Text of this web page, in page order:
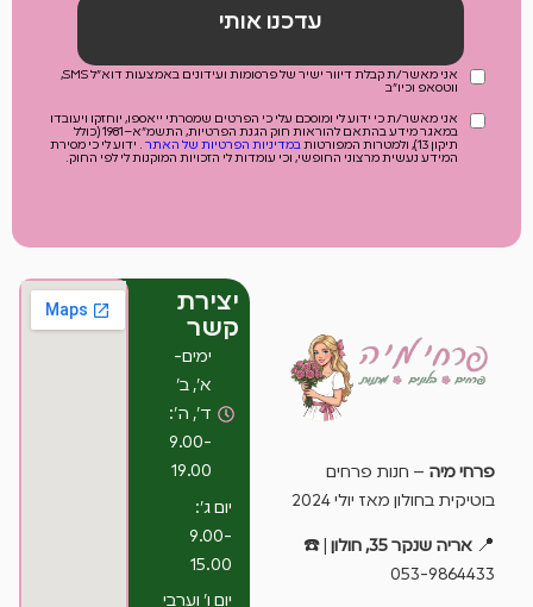
עדכנו אותי
אני מאשר/ת קבלת דיוור ישיר של פרסומות ועידונים באמצעות דוא"ל SMS,
ווטסאפ וכיו"ב
אני מאשר/ת כי ידוע לי ומוסכם עלי כי הפרטים שמסרתי ייאספו, יוחזקו ויעובדו
במאגר מידע בהתאם להוראות חוק הגנת הפרטיות, התשמ"א–1981 (כולל
תיקון 13), ולמטרות המפורטות
במדיניות הפרטיות של האתר . ידוע לי כי מסירת
המידע נעשית מרצוני החופשי, וכי עומדות לי הזכויות המוקנות לי לפי החוק.
יצירת
קשר
ימים-
א’, ב’
ד’, ה’:
9.00-
19.00
יום ג’:
9.00-
15.00
יום ו’ וערבי
פרחי מיה – חנות פרחים
בוטיקית בחולון מאז יולי 2024
📍 אריה שנקר 35, חולון
| ☎️
053-9864433